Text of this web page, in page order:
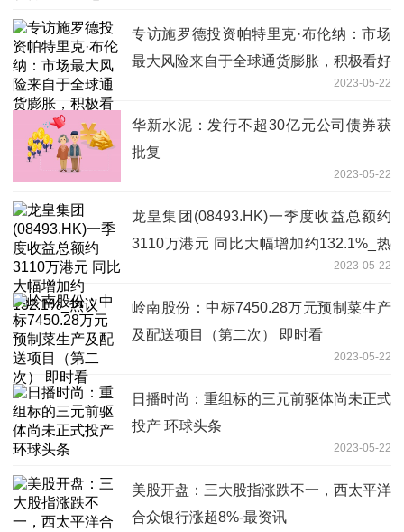
专访施罗德投资帕特里克·布伦纳：市场
最大风险来自于全球通货膨胀，积极看好
2023-05-22
华新水泥：发行不超30亿元公司债券获
批复
2023-05-22
龙皇集团(08493.HK)一季度收益总额约
3110万港元 同比大幅增加约132.1%_热
2023-05-22
岭南股份：中标7450.28万元预制菜生产
及配送项目（第二次） 即时看
2023-05-22
日播时尚：重组标的三元前驱体尚未正式
投产 环球头条
2023-05-22
美股开盘：三大股指涨跌不一，西太平洋
合众银行涨超8%-最资讯